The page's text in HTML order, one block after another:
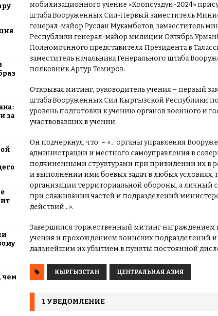
мобилизационного учение «Коопсуздук -2024»
штаба Вооруженных Сил-Первый заместитель
генерал-майор Руслан Мукамбетов, замаеститель
Республики генерал-майор милиции Октябрь
Полномочнного представителя Президента в
заместитель начальника Генерального штаба
полковник Артур Темиров.
Открывая митинг, руководитель учения – первый
штаба Вооруженных Сил Кыргызской Республики
уровень подготовки к учению органов военного и
участвовавших в учении.
Он подчеркнул, что: – «… органы управления
администрации и местного самоуправления в
подчиненными структурами при привидении их в
и выполнении ими боевых задач в любых
организации территориальной обороны, а личный
при слаживании частей и подразделений
действий…».
Завершился торжественный митинг награждением
учения и прохождением воинских подразделений
дальнейшим их убытием в пункты постоянной
КЫРГЫЗСТАН ЦЕНТРАЛЬНАЯ АЗИЯ
1 УВЕДОМЛЕНИЕ
за
чем